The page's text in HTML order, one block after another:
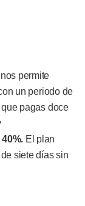
permite
un periodo de
pagas doce
El plan
siete días sin